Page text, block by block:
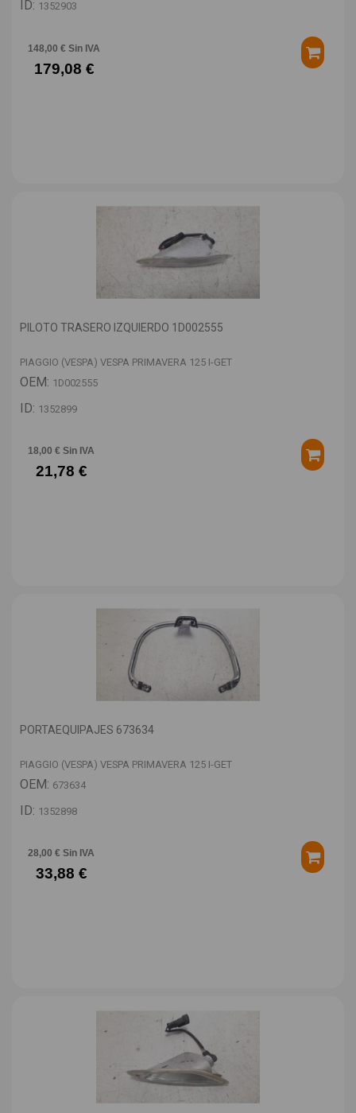
ID: 1352903
148,00 € Sin IVA
179,08 €
PILOTO TRASERO IZQUIERDO 1D002555
PIAGGIO (VESPA) VESPA PRIMAVERA 125 I-GET
OEM: 1D002555
ID: 1352899
18,00 € Sin IVA
21,78 €
PORTAEQUIPAJES 673634
PIAGGIO (VESPA) VESPA PRIMAVERA 125 I-GET
OEM: 673634
ID: 1352898
28,00 € Sin IVA
33,88 €